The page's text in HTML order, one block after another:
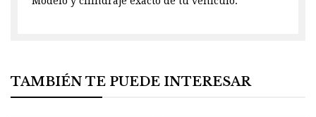
TAMBIÉN TE PUEDE INTERESAR